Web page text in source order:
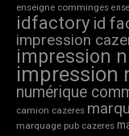
enseigne comminges
idfactory id
impression
impression
impression
numérique
camion cazeres
marquage pub cazeres